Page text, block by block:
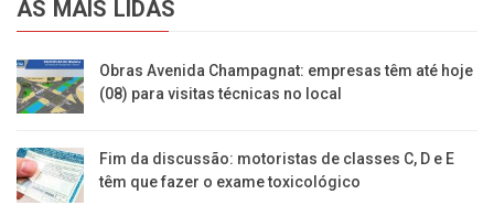
AS MAIS LIDAS
Obras Avenida Champagnat: empresas têm até hoje
(08) para visitas técnicas no local
Fim da discussão: motoristas de classes C, D e E
têm que fazer o exame toxicológico